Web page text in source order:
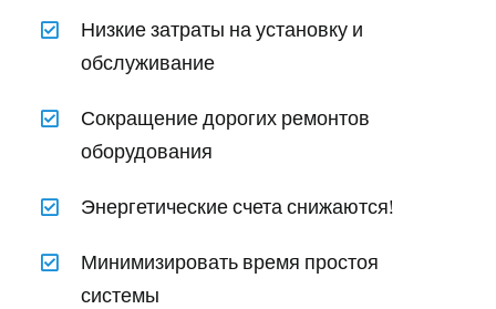
Низкие затраты на установку и
обслуживание
Сокращение дорогих ремонтов
оборудования
Энергетические счета снижаются!
Минимизировать время простоя
системы